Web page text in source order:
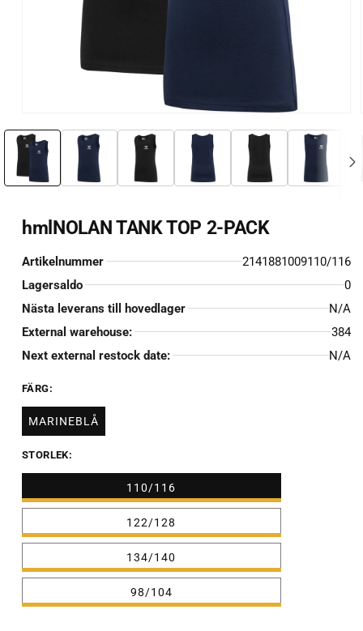
mediet
1
modalfönster
hmlNOLAN TANK TOP 2-PACK
Artikelnummer
2141881009110/116
Lagersaldo
0
Nästa leverans till hovedlager
N/A
External warehouse:
384
Next external restock date:
N/A
FÄRG:
MARINEBLÅ
STORLEK:
110/116
122/128
134/140
98/104